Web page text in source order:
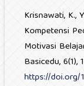
Krisnawati, K.,
Kompetensi
Motivasi
Basicedu, 6(1),
https://doi.org/